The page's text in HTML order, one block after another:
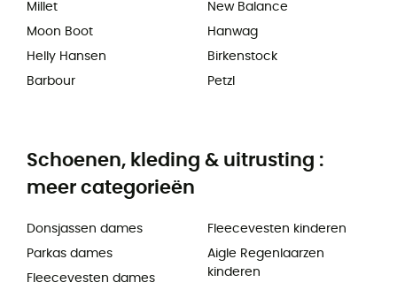
Millet
Moon Boot
Helly Hansen
Barbour
New Balance
Hanwag
Birkenstock
Petzl
Schoenen, kleding & uitrusting :
meer categorieën
Donsjassen dames
Parkas dames
Fleecevesten dames
Fleecevesten kinderen
Aigle Regenlaarzen
kinderen